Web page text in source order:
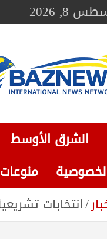
2026
الشرق الأوسط
منوعات
انتخابات